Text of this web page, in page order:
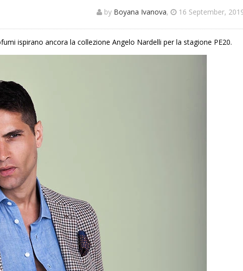
by Boyana Ivanova, 16 September,
ispirano ancora la collezione Angelo Nardelli per la stagione PE20.